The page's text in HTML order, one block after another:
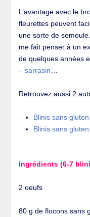
L’avantage avec le
fleurettes peuvent
une sorte de
me fait penser à un
de quelques années
– sarrasin
Retrouvez aussi 2
Blinis sans
Blinis sans
Ingrédients (6-7
2 oeufs
80 g de flocons sans